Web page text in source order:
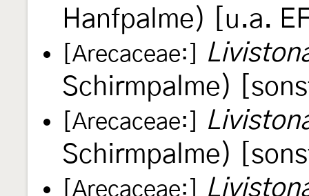
Hanfpalme) [u.a.
[Arecaceae:]
Schirmpalme)
[Arecaceae:]
Schirmpalme)
[Arecaceae:]